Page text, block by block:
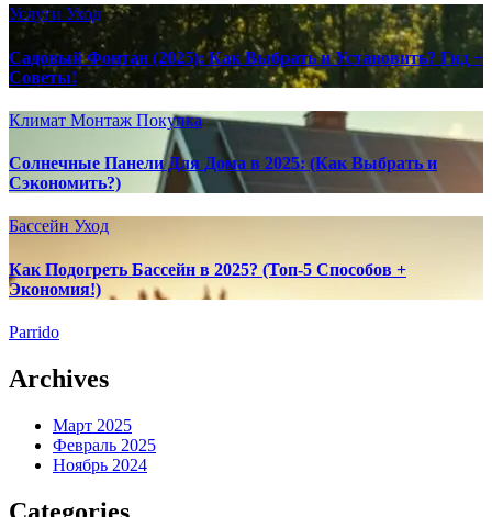
Услуги Уход
Садовый Фонтан (2025): Как Выбрать и Установить? Гид +
Советы!
Климат Монтаж Покупка
Солнечные Панели Для Дома в 2025: (Как Выбрать и
Сэкономить?)
Бассейн Уход
Как Подогреть Бассейн в 2025? (Топ-5 Способов +
Экономия!)
Parrido
Archives
Март 2025
Февраль 2025
Ноябрь 2024
Categories